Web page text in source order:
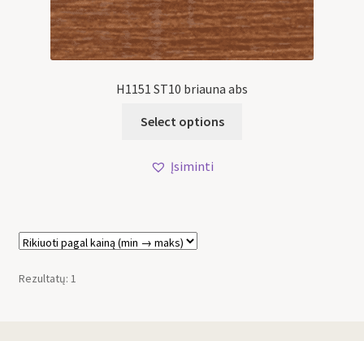
H1151 ST10 briauna abs
Select options
Įsiminti
Rezultatų: 1